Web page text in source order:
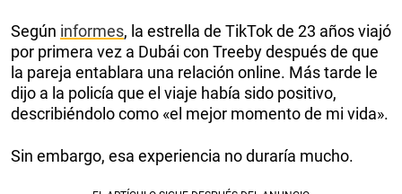
Según informes, la estrella de TikTok de 23 años viajó
por primera vez a Dubái con Treeby después de que
la pareja entablara una relación online. Más tarde le
dijo a la policía que el viaje había sido positivo,
describiéndolo como «el mejor momento de mi vida».
Sin embargo, esa experiencia no duraría mucho.